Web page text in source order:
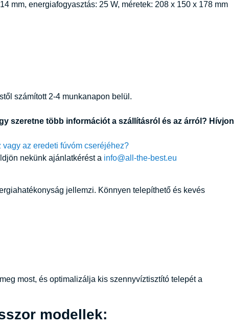
mm, energiafogyasztás: 25 W, méretek: 208 x 150 x 178 mm
számított 2-4 munkanapon belül.
szeretne több információt a szállításról és az árról? Hívjon
az eredeti fúvóm cseréjéhez?
nekünk ajánlatkérést a info@all-the-best.eu
jellemzi. Könnyen telepíthető és kevés
most, és optimalizálja kis szennyvíztisztító telepét a
modellek: